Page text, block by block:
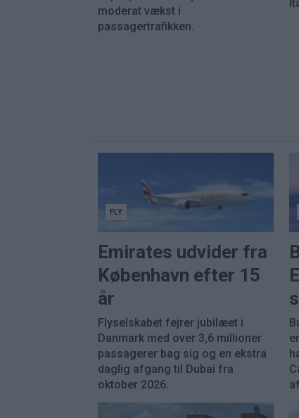
moderat vækst i
passagertrafikken.
FLY
Emirates udvider fra
København efter 15
år
Flyselskabet fejrer jubilæet i
Danmark med over 3,6 millioner
passagerer bag sig og en ekstra
daglig afgang til Dubai fra
oktober 2026.